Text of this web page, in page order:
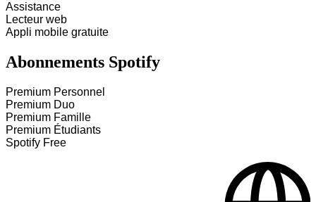
Assistance
Lecteur web
Appli mobile gratuite
Abonnements Spotify
Premium Personnel
Premium Duo
Premium Famille
Premium Étudiants
Spotify Free